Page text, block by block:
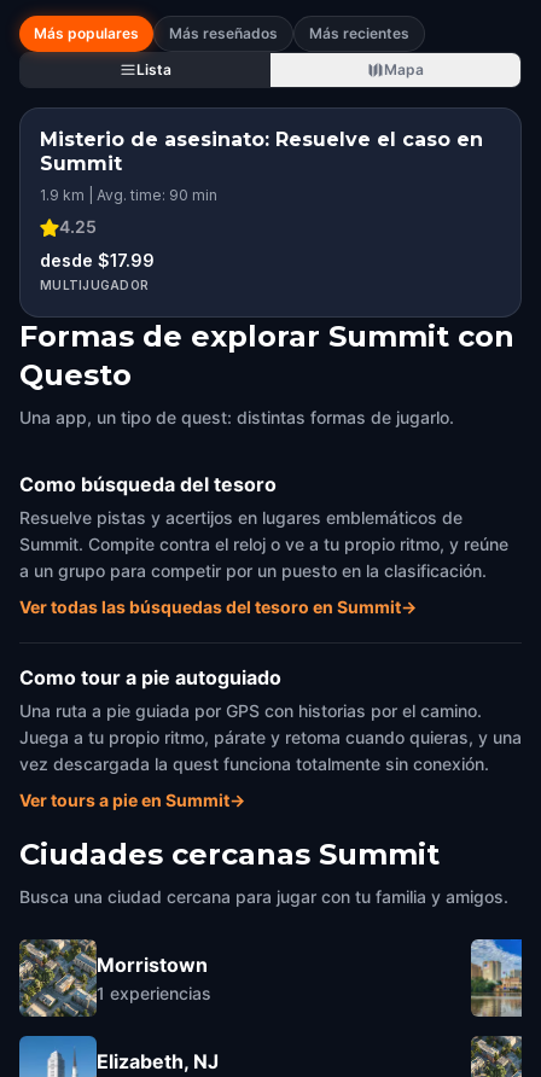
Más populares Más reseñados
Más recientes
Lista
Mapa
Misterio de asesinato: Resuelve el caso en
Summit
1.9 km | Avg. time: 90 min
4.25
desde $17.99
MULTIJUGADOR
Formas de explorar Summit con
Questo
Una app, un tipo de quest: distintas formas de jugarlo.
Como búsqueda del tesoro
Resuelve pistas y acertijos en lugares emblemáticos de
Summit. Compite contra el reloj o ve a tu propio ritmo, y reúne
a un grupo para competir por un puesto en la clasificación.
Ver todas las búsquedas del tesoro en Summit→
Como tour a pie autoguiado
Una ruta a pie guiada por GPS con historias por el camino.
Juega a tu propio ritmo, párate y retoma cuando quieras, y una
vez descargada la quest funciona totalmente sin conexión.
Ver tours a pie en Summit→
Ciudades cercanas Summit
Busca una ciudad cercana para jugar con tu familia y amigos.
Morristown
1 experiencias
Elizabeth, NJ